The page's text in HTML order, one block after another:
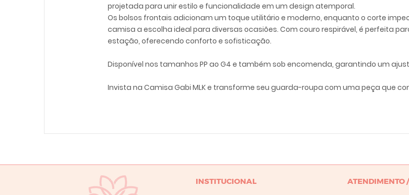
projetada para unir estilo e funcionalidade em um design atemporal.
Os bolsos frontais adicionam um toque utilitário e moderno, enquanto o corte
camisa a escolha ideal para diversas ocasiões. Com couro respirável, é perfeita
estação, oferecendo conforto e sofisticação.
Disponível nos tamanhos PP ao G4 e também sob encomenda, garantindo um
Invista na Camisa Gabi MLK e transforme seu guarda-roupa com uma peça que
INSTITUCIONAL ATENDIMENTO